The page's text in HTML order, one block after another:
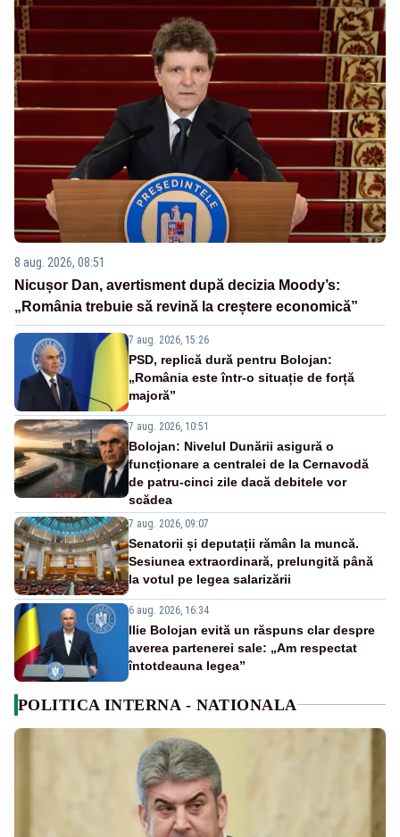
8 aug. 2026, 08:51
Nicușor Dan, avertisment după decizia Moody’s:
„România trebuie să revină la creștere economică”
7 aug. 2026, 15:26
PSD, replică dură pentru Bolojan:
„România este într-o situație de forță
majoră”
7 aug. 2026, 10:51
Bolojan: Nivelul Dunării asigură o
funcționare a centralei de la Cernavodă
de patru-cinci zile dacă debitele vor
scădea
7 aug. 2026, 09:07
Senatorii și deputații rămân la muncă.
Sesiunea extraordinară, prelungită până
la votul pe legea salarizării
6 aug. 2026, 16:34
Ilie Bolojan evită un răspuns clar despre
averea partenerei sale: „Am respectat
întotdeauna legea”
POLITICA INTERNA - NATIONALA